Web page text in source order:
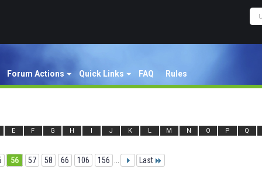
Forum Actions Quick Links FAQ Rules
E F G H I J K L M N O P Q
56 57 58 66 106 156 Last